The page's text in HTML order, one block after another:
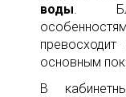
воды.
основным
В